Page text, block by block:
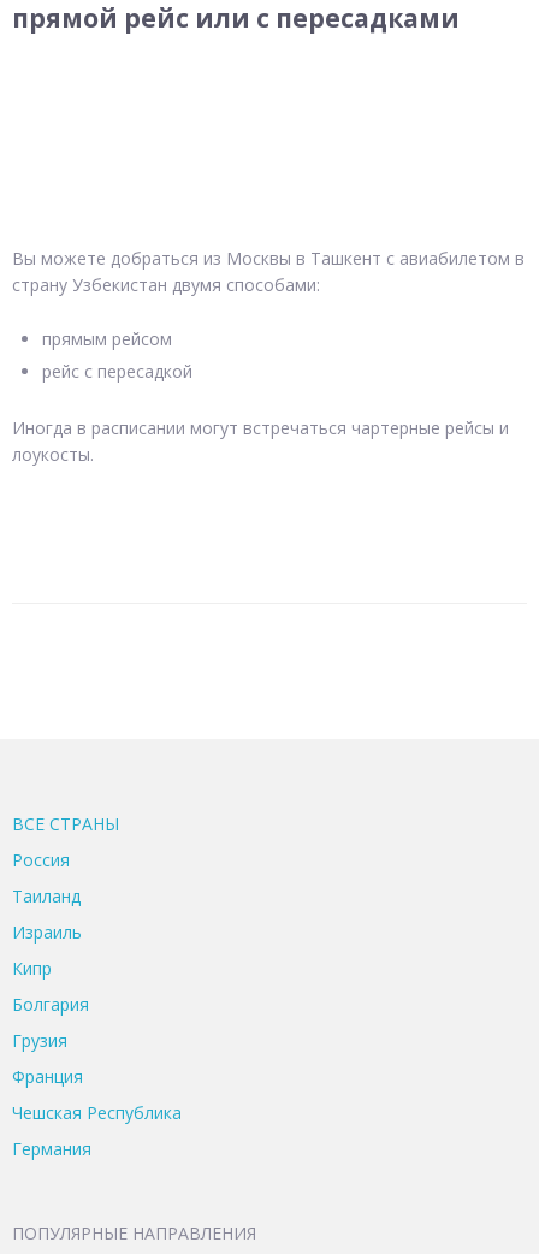
прямой рейс или с пересадками
Вы можете добраться из Москвы в Ташкент с авиабилетом в
страну Узбекистан двумя способами:
прямым рейсом
рейс с пересадкой
Иногда в расписании могут встречаться чартерные рейсы и
лоукосты.
ВСЕ CТРАНЫ
Россия
Таиланд
Израиль
Кипр
Болгария
Грузия
Франция
Чешская Республика
Германия
ПОПУЛЯРНЫЕ НАПРАВЛЕНИЯ